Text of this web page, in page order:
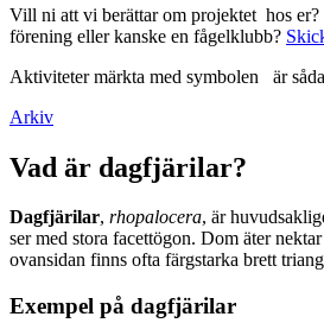
Vill ni att vi berättar om projektet hos
förening eller kanske en fågelklubb?
Aktiviteter märkta med symbolen
är
Arkiv
Vad är dagfjärilar?
Dagfjärilar, rhopalocera, är
ser med stora facettögon. Dom äter
ovansidan finns ofta färgstarka brett
Exempel på dagfjärilar